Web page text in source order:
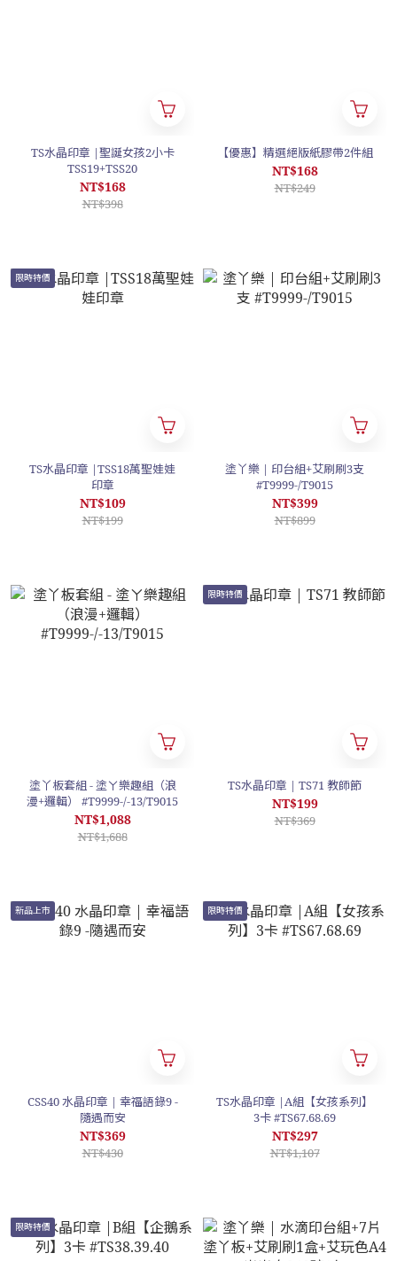
TS水晶印章 |聖誕女孩2小卡
TSS19+TSS20
NT$168
NT$398
【優惠】精選絕版紙膠帶2件組
NT$168
NT$249
限時特價
TS水晶印章 |TSS18萬聖娃娃
印章
NT$109
NT$199
塗丫樂 | 印台組+艾刷刷3支
#T9999-/T9015
NT$399
NT$899
塗丫板套組 - 塗ㄚ樂趣組（浪
漫+邏輯） #T9999-/-13/T9015
NT$1,088
NT$1,688
限時特價
TS水晶印章 | TS71 教師節
NT$199
NT$369
新品上市
CSS40 水晶印章 | 幸福語錄9 -
隨遇而安
NT$369
NT$430
限時特價
TS水晶印章 |A組【女孩系列】
3卡 #TS67.68.69
NT$297
NT$1,107
限時特價